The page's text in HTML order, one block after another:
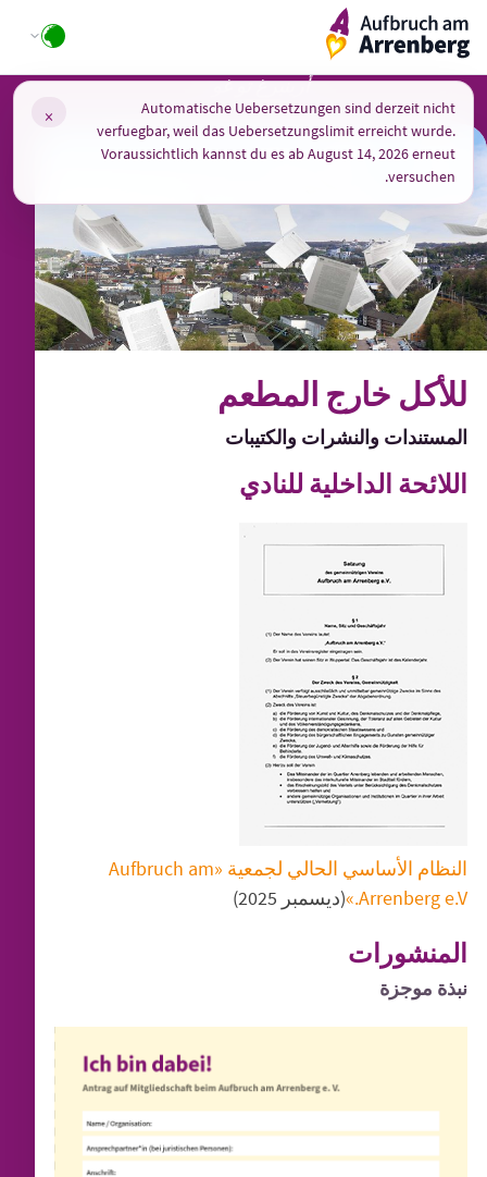
Skip
content
ArrenbergApp
أرينبرغ تو غو
للأكل خارج المطعم
المستندات والنشرات والكتيبات
اللائحة الداخلية للنادي
النظام الأساسي الحالي لجمعية «Aufbruch am
Arrenberg e.V.» (ديسمبر 2025)
المنشورات
نبذة موجزة
Automatische Uebersetzungen sind derzeit nicht
verfuegbar, weil das Uebersetzungslimit erreicht wurde.
Voraussichtlich kannst du es ab August 14, 2026 erneut
versuchen.
×